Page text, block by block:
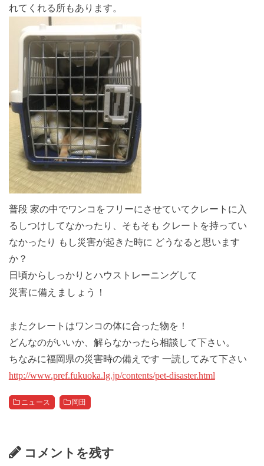
れてくれる所もあります。
普段 家の中でワンコをフリーにさせていてクレートに入
るしつけしてなかったり、そもそも クレートを持ってい
なかったり もし災害が起きた時に どうなると思います
か？
日頃からしっかりとハウストレーニングして
災害に備えましょう！
またクレートはワンコの体に合った物を！
どんなのがいいか、解らなかったら相談して下さい。
ちなみに福岡県の災害時の備えです 一読してみて下さい
http://www.pref.fukuoka.lg.jp/contents/pet-disaster.html
ニュース 岡田
コメントを残す